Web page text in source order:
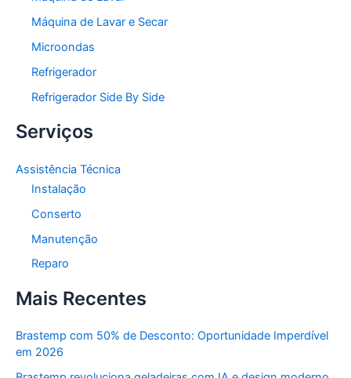
Máquina de Lavar e Secar
Microondas
Refrigerador
Refrigerador Side By Side
Serviços
Assistência Técnica
Instalação
Conserto
Manutenção
Reparo
Mais Recentes
Brastemp com 50% de Desconto: Oportunidade Imperdível
em 2026